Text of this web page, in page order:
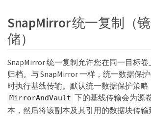
SnapMirror 统一复制（
储）
SnapMirror 统一复制允许您在同一目标
归档。与 SnapMirror 一样，统一数据保
时执行基线传输。默认统一数据保护策略
MirrorAndVault 下的基线传输会为源
本，然后将该副本及其引用的数据块传